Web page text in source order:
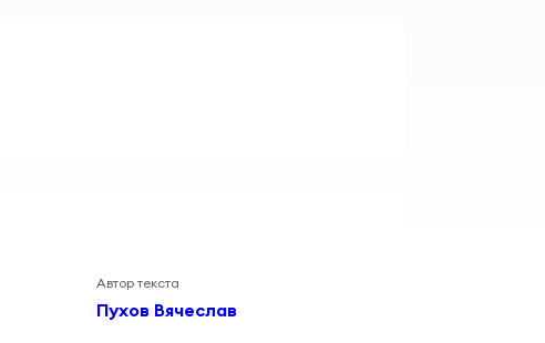
Автор текста
Пухов Вячеслав